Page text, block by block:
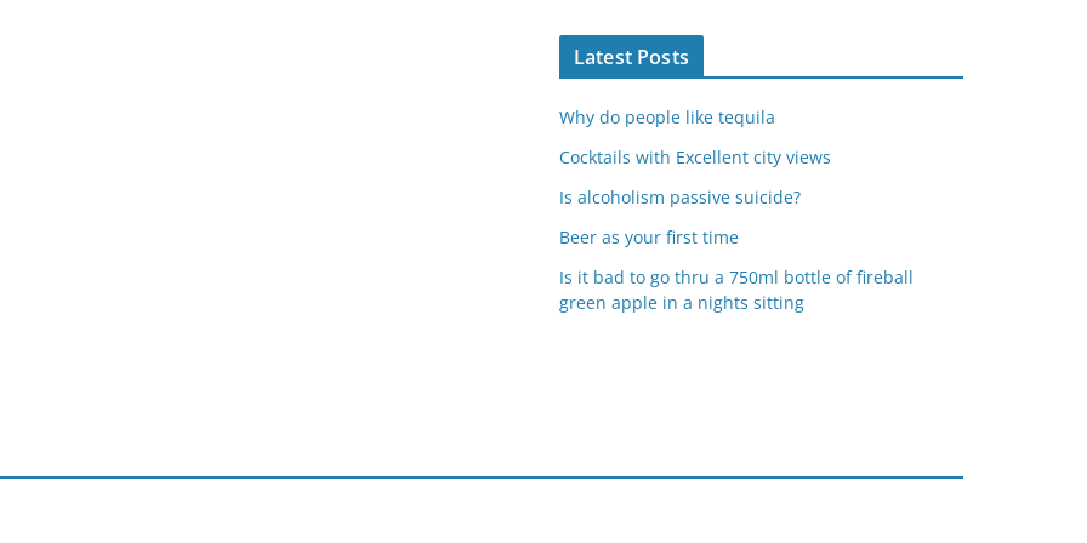
Latest Posts
Why do people like tequila
Cocktails with Excellent city views
Is alcoholism passive suicide?
Beer as your first time
Is it bad to go thru a 750ml bottle of fireball
green apple in a nights sitting